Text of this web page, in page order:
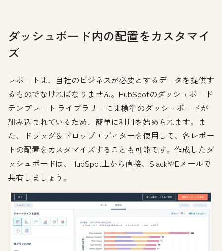
ダッシュボード内の配置をカスタマイ
ズ
レポートは、自社のビジネスが必要とするデータを提供す
るものでなければなりません。HubSpotのダッシュボード
テンプレート ライブラリーには標準のダッシュボードが
組み込まれているため、簡単に利用を始められます。ま
た、ドラッグ＆ドロップエディターを使用して、各レポー
トの配置をカスタマイズすることも可能です。作成したダ
ッシュボードは、HubSpot上から直接、SlackやEメールで
共有しましょう。